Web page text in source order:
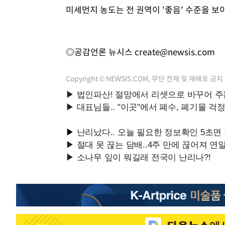
미세먼지 농도는 전 권역이 '좋음' 수준을 보
◎공감언론 뉴시스 create@newsis.com
Copyright © NEWSIS.COM, 무단 전재 및 재배포 금지